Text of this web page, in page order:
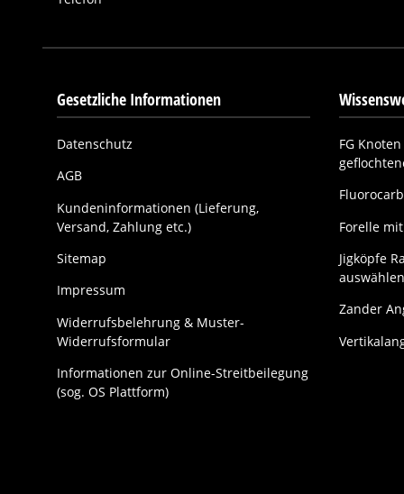
Gesetzliche Informationen
Datenschutz
AGB
Kundeninformationen (Lieferung,
Versand, Zahlung etc.)
Sitemap
Impressum
Widerrufsbelehrung & Muster-
Widerrufsformular
Informationen zur Online-Streitbeilegung
(sog. OS Plattform)
FG
Forelle
Jigköpfe
Zander